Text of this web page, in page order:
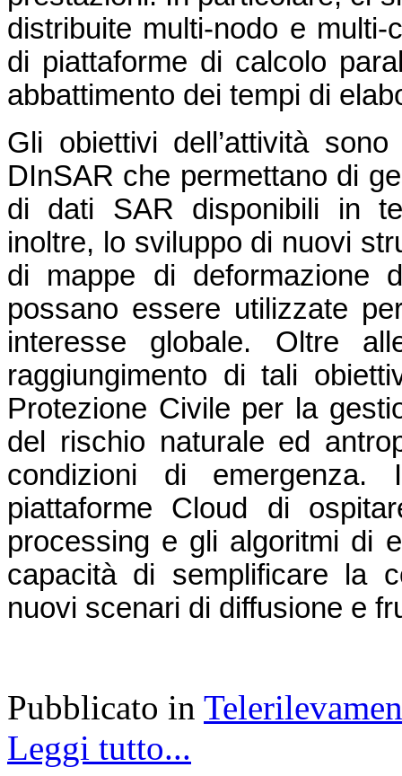
distribuite multi-nodo e
di piattaforme di calcolo
abbattimento dei tempi di
Gli obiettivi dell’attività
DInSAR che permettano di
di dati SAR disponibili in
inoltre, lo sviluppo di nuovi
di mappe di deformazione
possano essere utilizzate
interesse globale. Oltre
raggiungimento di tali
Protezione Civile per la
del rischio naturale ed
condizioni di emergenza.
piattaforme Cloud di
processing e gli algoritmi di
capacità di semplificare la
nuovi scenari di diffusione e
Pubblicato in
Leggi tutto...